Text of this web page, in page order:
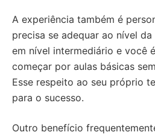
A experiência também é
precisa se adequar ao nível
em nível intermediário e você
começar por aulas básicas
Esse respeito ao seu próprio
para o sucesso.
Outro benefício